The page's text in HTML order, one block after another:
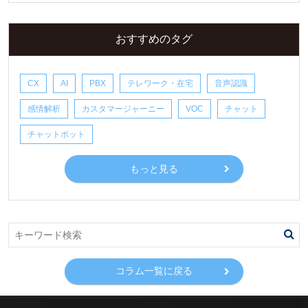
おすすめのタグ
CX AI PBX テレワーク・在宅 音声認識
感情解析 カスタマージャーニー VOC チャット
チャットボット
もっと見る
コラム一覧に戻る